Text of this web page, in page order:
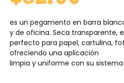
es un pegamento en barra
y de oficina. Seca transparente,
perfecto para papel, cartulina,
ofreciendo una aplicación
limpia y uniforme con su